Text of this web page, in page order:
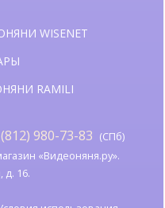
WISENET
RAMILI
980-73-83 (СПб)
«Видеоняня.ру».
д. 16.